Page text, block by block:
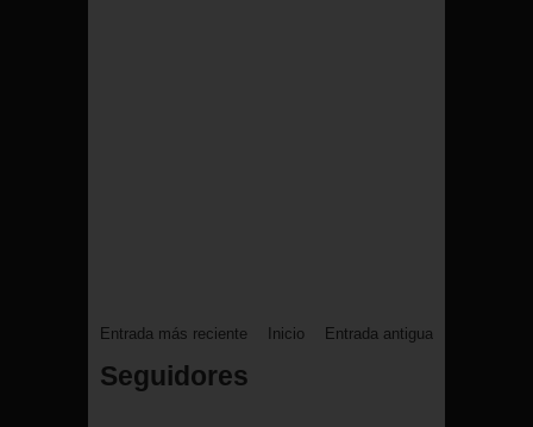
Entrada más reciente Entrada antigua
Inicio
Seguidores